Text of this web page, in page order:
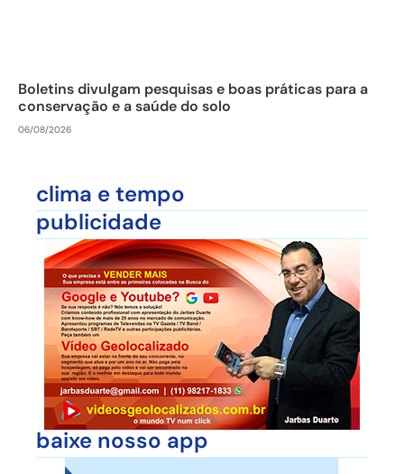
Boletins divulgam pesquisas e boas práticas para a
conservação e a saúde do solo
06/08/2026
clima e tempo
publicidade
baixe nosso app